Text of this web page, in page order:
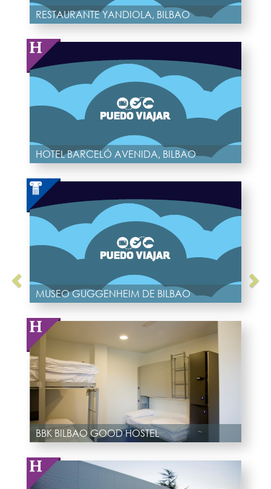
RESTAURANTE YANDIOLA, BILBAO
HOTEL BARCELÓ AVENIDA, BILBAO
MUSEO GUGGENHEIM DE BILBAO
BBK BILBAO GOOD HOSTEL